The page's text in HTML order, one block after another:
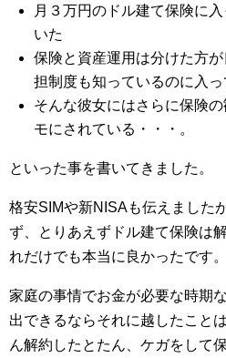
月３万円のドル建て保険に
いた
保険と資産運用は分けた方
担制度も知っているのに入っ
そんな彼女にはさらに保険
モにされている・・・。
といった事を書いてきました。
格安SIMや新NISAも伝えました
ず、とりあえずドル建て保険は
れだけでも本当に良かったです。
家庭の事情でお金が必要な時期
出できるならそれに越したこと
ん解約したとたん、ケガをして